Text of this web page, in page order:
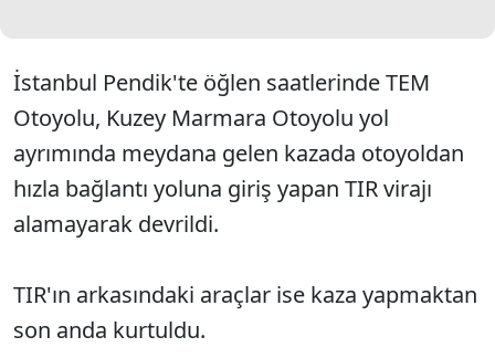
İstanbul Pendik'te öğlen saatlerinde TEM
Otoyolu, Kuzey Marmara Otoyolu yol
ayrımında meydana gelen kazada otoyoldan
hızla bağlantı yoluna giriş yapan TIR virajı
alamayarak devrildi.
TIR'ın arkasındaki araçlar ise kaza yapmaktan
son anda kurtuldu.